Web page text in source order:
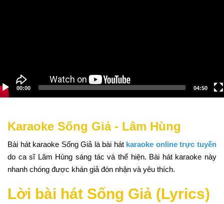
00:00 04:50
Karaoke Sống Giả - Lâm Hùng
Bài hát karaoke Sống Giả là bài hát karaoke online trực tuyến
do ca sĩ Lâm Hùng sáng tác và thể hiện. Bài hát karaoke này
nhanh chóng được khán giả đón nhận và yêu thích.
Lời bài hát Sống Giả (Lyrics)